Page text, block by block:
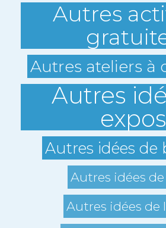
Autres
Autres ateliers à
Autres
expos
Autres idées de
Autres idées
Autres idées de